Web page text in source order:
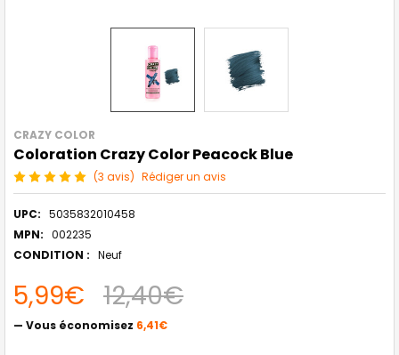
CRAZY COLOR
Coloration Crazy Color Peacock Blue
(3 avis) Rédiger un avis
UPC: 5035832010458
MPN: 002235
CONDITION : Neuf
12,40€
5,99€
— Vous économisez 6,41€